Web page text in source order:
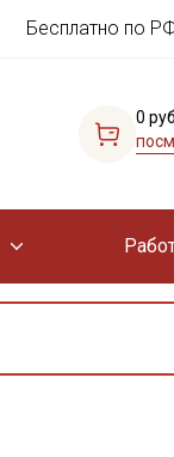
Бесплатно по
0 руб.